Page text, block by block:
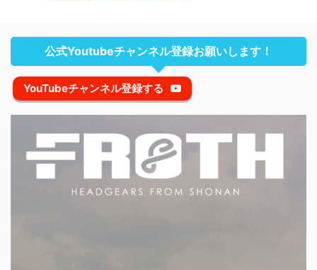
公式Youtubeチャンネル登録お願いします！
YouTubeチャンネル登録する